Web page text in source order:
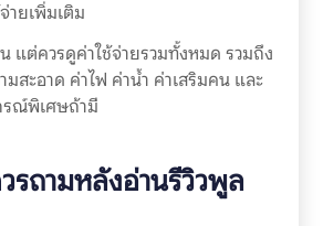
ายเพิ่มเติม
แต่ควรดูค่าใช้จ่ายรวมทั้งหมด รวมถึง
มสะอาด ค่าไฟ ค่าน้ำ ค่าเสริมคน และ
รณ์พิเศษถ้ามี
รถามหลังอ่านรีวิวพูล